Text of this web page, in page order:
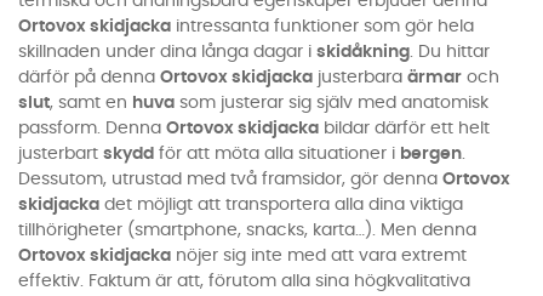
Ortovox skidjacka intressanta funktioner som gör hela
skillnaden under dina långa dagar i skidåkning. Du hittar
därför på denna Ortovox skidjacka justerbara ärmar och
slut, samt en huva som justerar sig själv med anatomisk
passform. Denna Ortovox skidjacka bildar därför ett helt
justerbart skydd för att möta alla situationer i bergen.
Dessutom, utrustad med två framsidor, gör denna Ortovox
skidjacka det möjligt att transportera alla dina viktiga
tillhörigheter (smartphone, snacks, karta…). Men denna
Ortovox skidjacka nöjer sig inte med att vara extremt
effektiv. Faktum är att, förutom alla sina högkvalitativa